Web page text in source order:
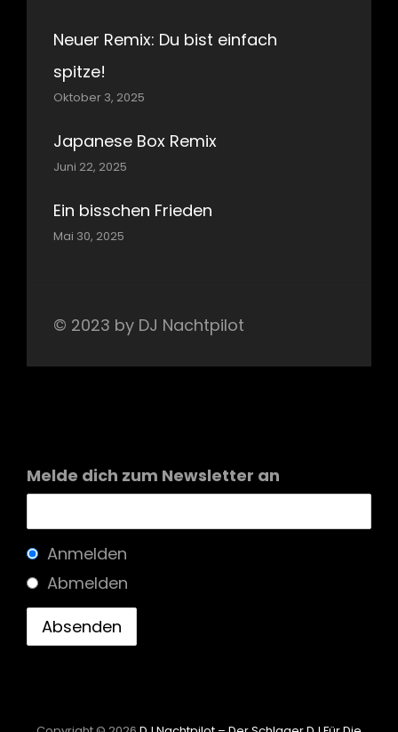
Neuer Remix: Du bist einfach
spitze!
Oktober 3, 2025
Japanese Box Remix
Juni 22, 2025
Ein bisschen Frieden
Mai 30, 2025
© 2023 by DJ Nachtpilot
Melde dich zum Newsletter an
Anmelden
Abmelden